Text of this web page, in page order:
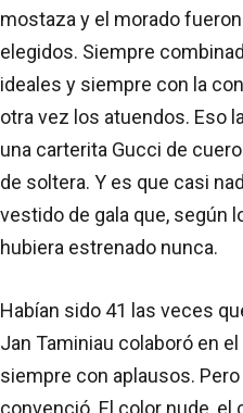
mostaza y el morado
elegidos. Siempre
ideales y siempre con la
otra vez los atuendos. Eso
una carterita Gucci de
de soltera. Y es que casi
vestido de gala que, según
hubiera estrenado nunca.
Habían sido 41 las veces
Jan Taminiau colaboró en
siempre con aplausos.
convenció. El color nude, el